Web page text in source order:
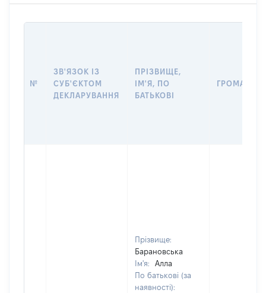
№
ЗВ'ЯЗОК ІЗ
СУБ'ЄКТОМ
ДЕКЛАРУВАННЯ
ПРІЗВИЩЕ,
ІМ'Я, ПО
БАТЬКОВІ
Прізвище:
Барановська
Ім'я:
Алла
По батькові (за
наявності):